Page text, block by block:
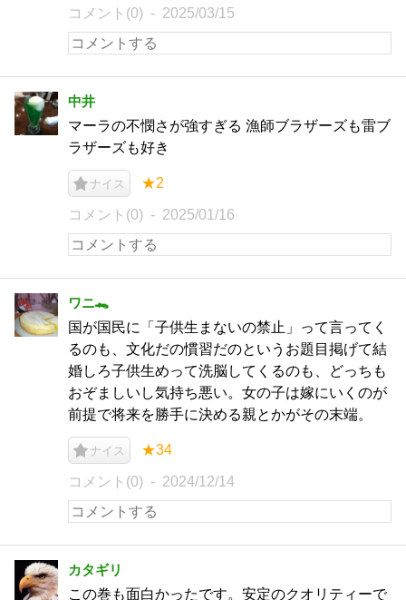
コメント(0) 2025/03/15
中井
マーラの不憫さが強すぎる 漁師ブラザーズも雷ブ
ラザーズも好き
ナイス ★2
コメント(0) 2025/01/16
ワニ🐊
国が国民に「子供生まないの禁止」って言ってく
るのも、文化だの慣習だのというお題目掲げて結
婚しろ子供生めって洗脳してくるのも、どっちも
おぞましいし気持ち悪い。女の子は嫁にいくのが
前提で将来を勝手に決める親とかがその末端。
ナイス ★34
コメント(0) 2024/12/14
カタギリ
この巻も面白かったです。安定のクオリティーで